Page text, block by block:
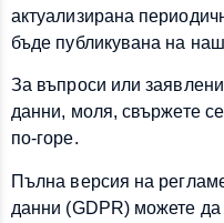
актуализирана
бъде публикувана на
За въпроси или
данни, моля, свържете
по-горе.
Пълна версия на
данни (GDPR) можете да